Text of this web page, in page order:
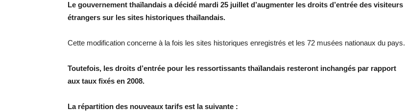
Le gouvernement thaïlandais a décidé mardi 25 juillet d’augmenter les droits d’entrée des visiteurs
étrangers sur les sites historiques thaïlandais.
Cette modification concerne à la fois les sites historiques enregistrés et les 72 musées nationaux du pays.
Toutefois, les droits d’entrée pour les ressortissants thaïlandais resteront inchangés par rapport
aux taux fixés en 2008.
La répartition des nouveaux tarifs est la suivante :